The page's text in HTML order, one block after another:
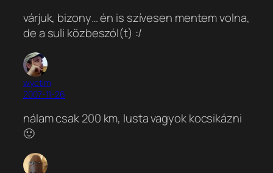
várjuk, bizony… én is szívesen mentem volna,
de a suli közbeszól(t) :/
wyctim
2007-11-26
nálam csak 200 km, lusta vagyok kocsikázni
🙂